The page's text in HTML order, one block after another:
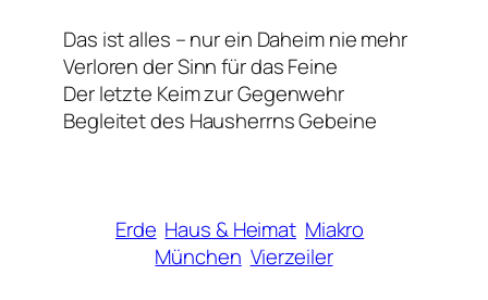
Das ist alles – nur ein Daheim nie mehr
Verloren der Sinn für das Feine
Der letzte Keim zur Gegenwehr
Begleitet des Hausherrns Gebeine
Erde Haus & Heimat Miakro
München Vierzeiler